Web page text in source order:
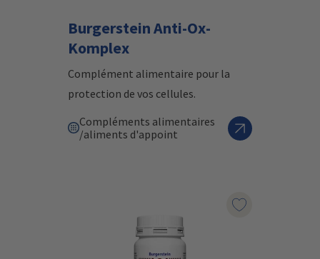
Burgerstein Anti-Ox-
Komplex
Complément alimentaire pour la
protection de vos cellules.
Compléments alimentaires
/aliments d'appoint
Marqueur le